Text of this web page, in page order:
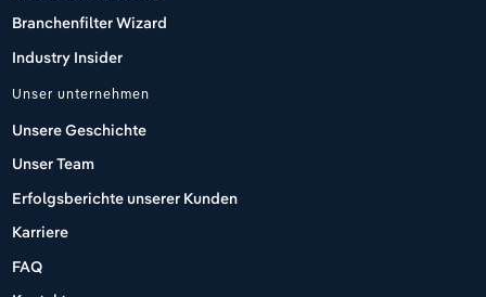
Branchenfilter Wizard
Industry Insider
Unser unternehmen
Unsere Geschichte
Unser Team
Erfolgsberichte unserer Kunden
Karriere
FAQ